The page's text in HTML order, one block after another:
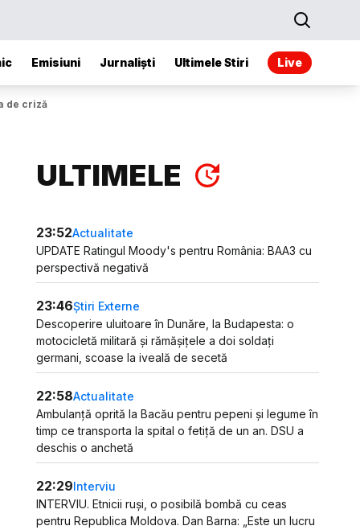
Emisiuni Jurnaliști Ultimele Stiri Live
de criză
ULTIMELE
23:52Actualitate
UPDATE Ratingul Moody's pentru România: BAA3 cu
perspectivă negativă
23:46Știri Externe
Descoperire uluitoare în Dunăre, la Budapesta: o
motocicletă militară și rămășițele a doi soldați
germani, scoase la iveală de secetă
22:58Actualitate
Ambulanță oprită la Bacău pentru pepeni și legume în
timp ce transporta la spital o fetiță de un an. DSU a
deschis o anchetă
22:29Interviu
INTERVIU. Etnicii ruși, o posibilă bombă cu ceas
pentru Republica Moldova. Dan Barna: „Este un lucru